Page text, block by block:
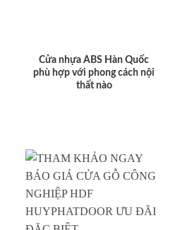
Cửa nhựa ABS Hàn Quốc
phù hợp với phong cách nội
thất nào